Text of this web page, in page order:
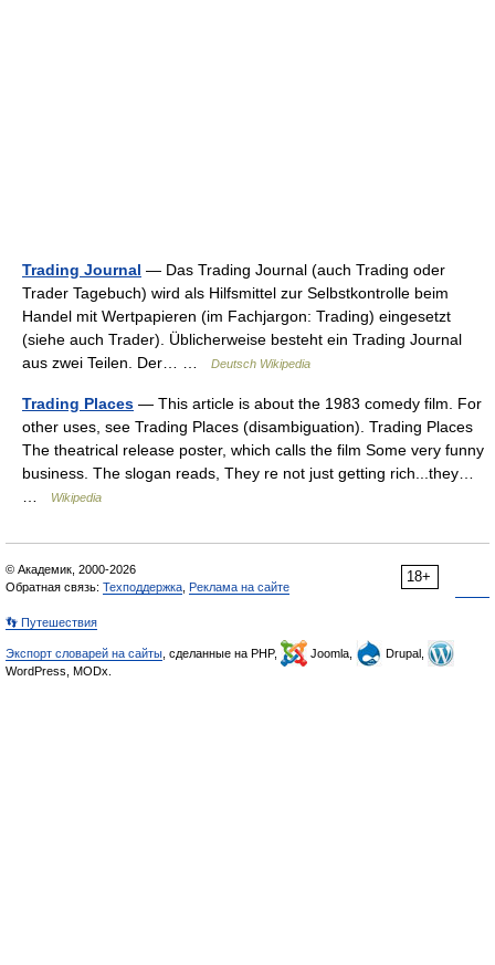
Trading Journal — Das Trading Journal (auch Trading oder
Trader Tagebuch) wird als Hilfsmittel zur Selbstkontrolle beim
Handel mit Wertpapieren (im Fachjargon: Trading) eingesetzt
(siehe auch Trader). Üblicherweise besteht ein Trading Journal
aus zwei Teilen. Der… …
Deutsch Wikipedia
Trading Places — This article is about the 1983 comedy film. For
other uses, see Trading Places (disambiguation). Trading Places
The theatrical release poster, which calls the film Some very funny
business. The slogan reads, They re not just getting rich...they…
Wikipedia
18+
© Академик, 2000-2026
Обратная связь: Техподдержка Реклама на сайте
👣 Путешествия
Экспорт словарей на сайты , сделанные на PHP, Joomla,
Drupal,
WordPress, MODx.